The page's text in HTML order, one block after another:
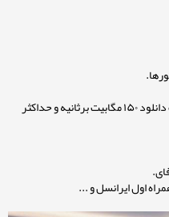
پشتیبانی از شبکه 4G LTE با حداکثر سرعت دانلود ۱۵۰ مگابیت برثانیه و حداکثر
اول ایرانسل و ...